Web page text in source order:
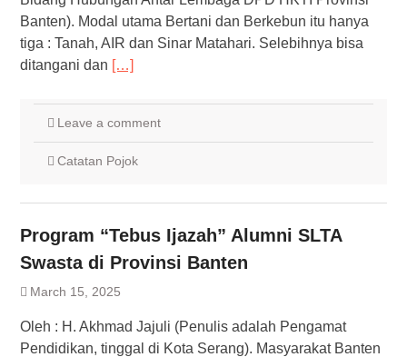
Banten). Modal utama Bertani dan Berkebun itu hanya
tiga : Tanah, AIR dan Sinar Matahari. Selebihnya bisa
ditangani dan […]
Leave a comment
Catatan Pojok
Program “Tebus Ijazah” Alumni SLTA
Swasta di Provinsi Banten
March 15, 2025
Oleh : H. Akhmad Jajuli (Penulis adalah Pengamat
Pendidikan, tinggal di Kota Serang). Masyarakat Banten